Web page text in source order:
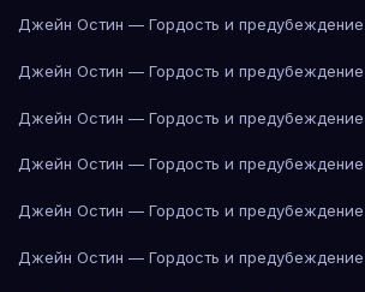
Джейн Остин — Гордость и предубеждение
Джейн Остин — Гордость и предубеждение
Джейн Остин — Гордость и предубеждение
Джейн Остин — Гордость и предубеждение
Джейн Остин — Гордость и предубеждение
Джейн Остин — Гордость и предубеждение